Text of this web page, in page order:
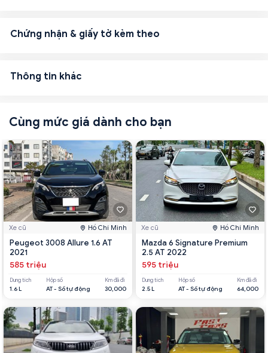
Chứng nhận & giấy tờ kèm theo
Thông tin khác
Cùng mức giá dành cho bạn
Xe cũ Hồ Chí Minh
Peugeot 3008 Allure 1.6 AT
2021
585 triệu
Dung tích
1.6 L
Hộp số
AT - Số tự động
Km đã đi
30,000
Xe cũ Hồ Chí Minh
Mazda 6 Signature Premium
2.5 AT 2022
595 triệu
Dung tích
2.5 L
Hộp số
AT - Số tự động
Km đã đi
64,000